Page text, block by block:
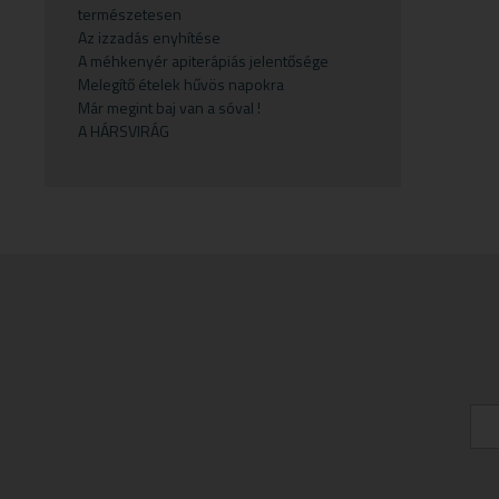
Gyermekvállalás
Gyümölcspüré
Mosószerek
Napozószerek
Fejfájás
Felfázás
Fogínyvédelem
Gyomor és nyálkahártya védők
Testápolók
Tusfürdő
Szirupok
Üdítők
természetesen
Az izzadás enyhítése
A méhkenyér apiterápiás jelentősége
Melegítő ételek hűvös napokra
Már megint baj van a sóval !
A HÁRSVIRÁG